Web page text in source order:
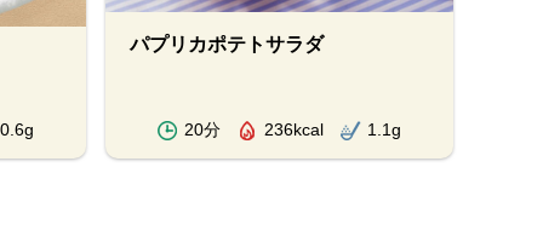
0.6g
パプリカポテトサラダ
20分 236kcal 1.1g